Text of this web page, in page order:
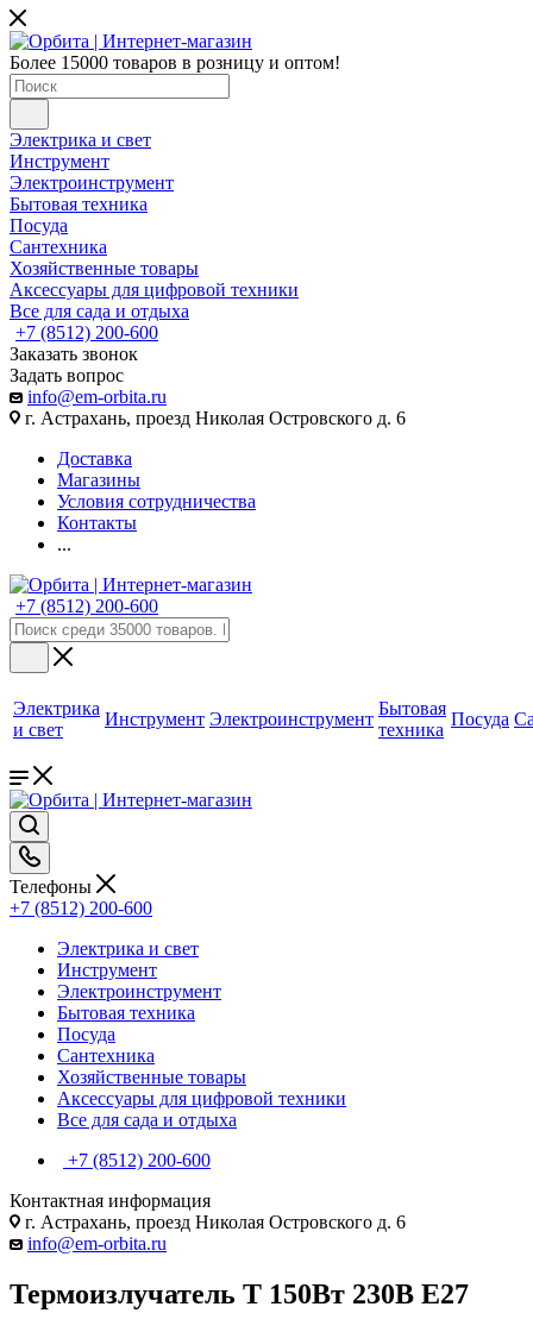
Более 15000 товаров в розницу и оптом!
Электрика и свет
Инструмент
Электроинструмент
Бытовая техника
Посуда
Сантехника
Хозяйственные товары
Аксессуары для цифровой техники
Все для сада и отдыха
+7 (8512) 200-600
Заказать звонок
Задать вопрос
info@em-orbita.ru
г. Астрахань, проезд Николая Островского д. 6
Доставка
Магазины
Условия сотрудничества
Контакты
...
+7 (8512) 200-600
Электрика
и свет
Инструмент Электроинструмент
Бытовая
техника
Посуда
Телефоны
+7 (8512) 200-600
Электрика и свет
Инструмент
Электроинструмент
Бытовая техника
Посуда
Сантехника
Хозяйственные товары
Аксессуары для цифровой техники
Все для сада и отдыха
+7 (8512) 200-600
Контактная информация
г. Астрахань, проезд Николая Островского д. 6
info@em-orbita.ru
Термоизлучатель Т 150Вт 230В Е27